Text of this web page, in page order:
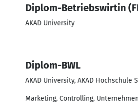
Diplom-Betriebswirtin
AKAD University
Diplom-BWL
AKAD University, AKAD Hochschule
Marketing, Controlling,